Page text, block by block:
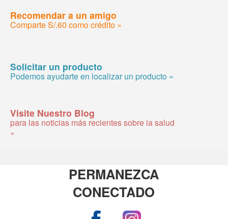
Recomendar a un amigo
Comparte S/.60 como crédito »
Solicitar un producto
Podemos ayudarte en localizar un producto »
Visite Nuestro Blog
para las noticias más recientes sobre la salud
»
PERMANEZCA
CONECTADO